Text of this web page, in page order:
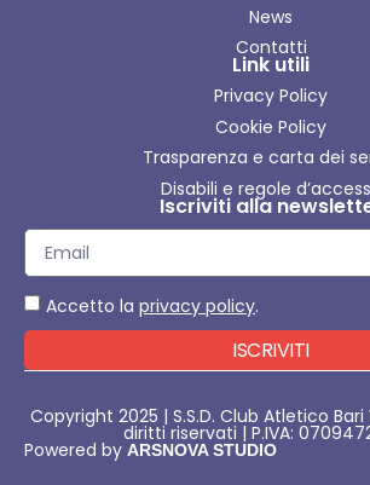
News
Contatti
Link utili
Privacy Policy
Cookie Policy
Trasparenza e carta dei
Disabili e regole
Iscriviti alla
Accetto la privacy policy.
ISCRIVITI
Copyright 2025 | S.S.D. Club Atletico Bari
diritti riservati | P.IVA:
Powered by ARSNOVA STUDIO